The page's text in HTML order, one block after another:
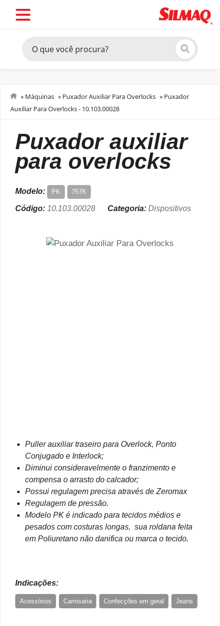
» Máquinas » Puxador Auxiliar Para Overlocks » Puxador
Auxiliar Para Overlocks - 10.103.00028
puxador auxiliar
para overlocks
Modelo: PK 757K
Código: 10.103.00028 Categoria: Dispositivos
Puller auxiliar traseiro para Overlock, Ponto
Conjugado e Interlock;
Diminui consideravelmente o franzimento e
compensa o arrasto do calcador;
Possui regulagem precisa através de Zeromax
Regulagem de pressão.
Modelo PK é indicado para tecidos médios e
pesados com costuras longas, sua roldana feita
em Poliuretano não danifica ou marca o tecido.
Indicações:
Acessórios Camisaria Confecções em geral Jeans